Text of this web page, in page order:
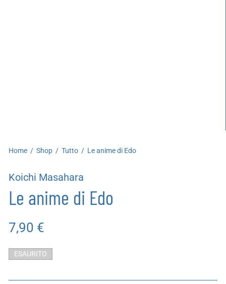
Home / Shop / Tutto / Le anime di Edo
Koichi Masahara
Le anime di Edo
7,90 €
ESAURITO